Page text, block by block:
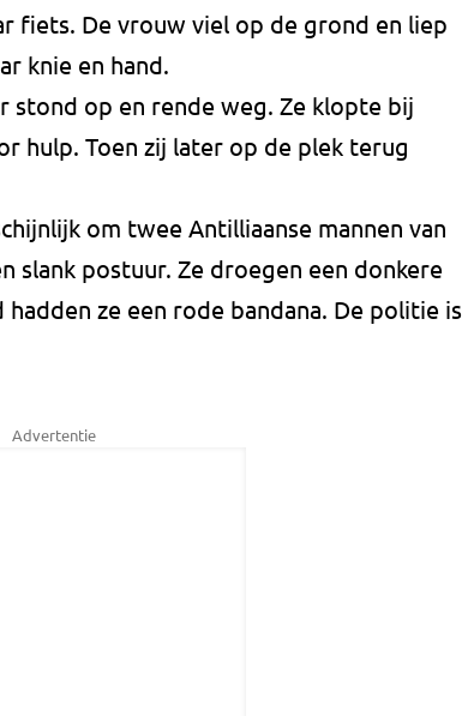
fiets. De vrouw viel op de grond en liep
knie en hand.
stond op en rende weg. Ze klopte bij
hulp. Toen zij later op de plek terug
om twee Antilliaanse mannen van
slank postuur. Ze droegen een donkere
ze een rode bandana. De politie is
Advertentie